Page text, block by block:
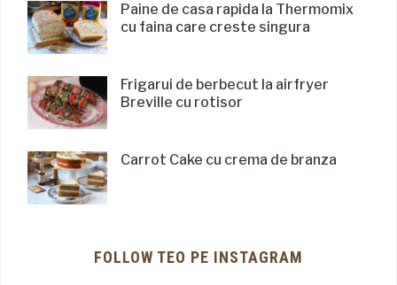
Paine de casa rapida la Thermomix
cu faina care creste singura
Frigarui de berbecut la airfryer
Breville cu rotisor
Carrot Cake cu crema de branza
FOLLOW TEO PE INSTAGRAM